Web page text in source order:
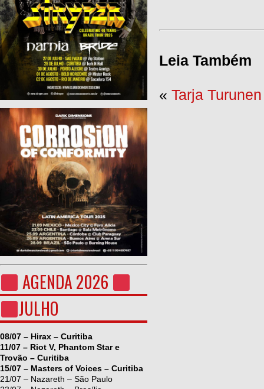
AGENDA 2026
JULHO
08/07 – Hirax – Curitiba
11/07 – Riot V, Phantom Star e
Trovão – Curitiba
15/07 – Masters of Voices – Curitiba
21/07 – Nazareth – São Paulo
Leia Também
« Tarja